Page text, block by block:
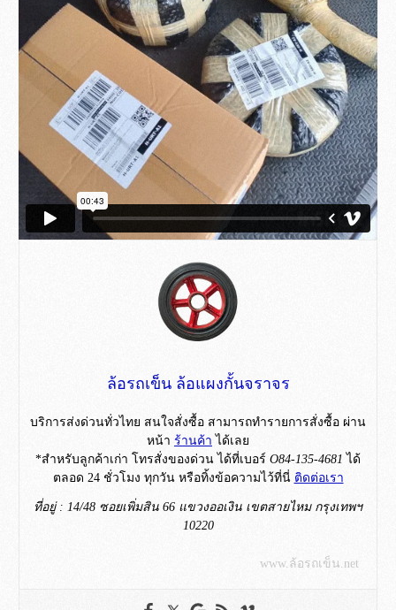
ล้อรถเข็น ล้อแผงกั้นจราจร
บริการส่งด่วนทั่วไทย สนใจสั่งซื้อ สามารถทำรายการสั่งซื้อ ผ่าน
หน้า ร้านค้า ได้เลย
*สำหรับลูกค้าเก่า โทรสั่งของด่วน ได้ที่เบอร์ O84-135-4681 ได้
ตลอด 24 ชั่วโมง ทุกวัน หรือทิ้งข้อความไว้ที่นี่ ติดต่อเรา
ที่อยู่ : 14/48 ซอยเพิ่มสิน 66 แขวงออเงิน เขตสายไหม กรุงเทพฯ
10220
www.ล้อรถเข็น.net